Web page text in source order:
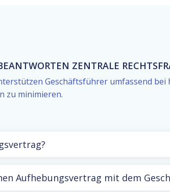
ZENTRALE
Geschäftsführer umfassend
zu minimieren.
Aufhebungsvertrag mit dem